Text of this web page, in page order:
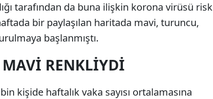
tarafından da buna ilişkin korona virüsü risk
bir paylaşılan haritada mavi, turuncu,
başlanmıştı.
RENKLİYDİ
kişide haftalık vaka sayısı ortalamasına